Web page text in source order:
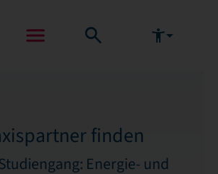
finden
Energie- und